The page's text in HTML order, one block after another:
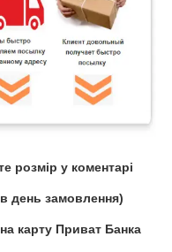
розмір у коментарі
день замовлення)
карту Приват Банка